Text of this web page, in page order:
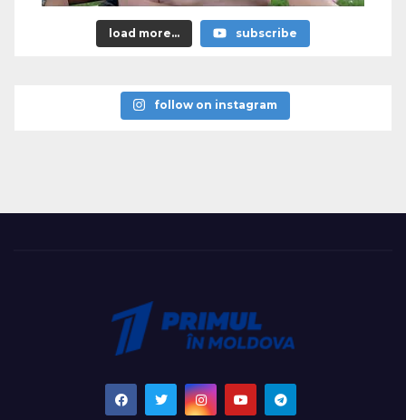
load more... subscribe
follow on instagram